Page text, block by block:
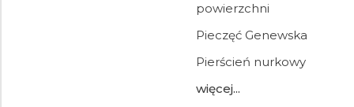
powierzchni
Pieczęć Genewska
Pierścień nurkowy
więcej...